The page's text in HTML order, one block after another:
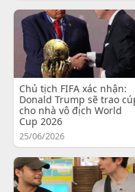
Chủ tịch FIFA xác nhận:
Donald Trump sẽ trao
cho nhà vô địch World
Cup 2026
25/06/2026